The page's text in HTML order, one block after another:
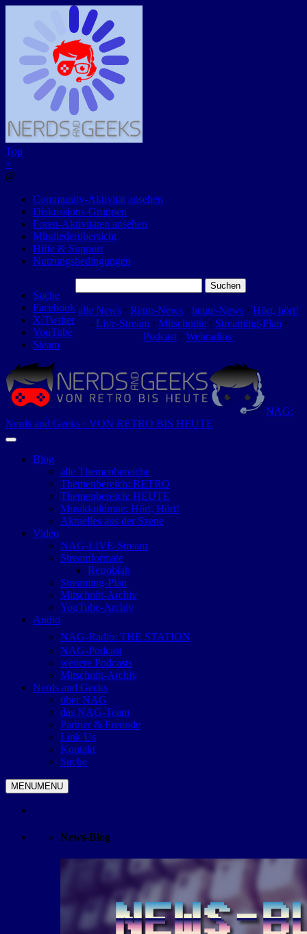
Top
×
@
Community-Aktivität ansehen
Diskussions-Gruppen
Foren-Aktivitäten ansehen
Mitgliederübersicht
Hilfe & Support
Nutzungsbedingungen
Suche
Facebook
X/Twitter
YouTube
Steam
nach:
alle News ⋅ Retro-News ⋅ heute-News ⋅ Hört, hört!
- Live-Stream⋅ Mitschnitte⋅ Streaming-Plan ⋅
Podcast⋅ Webradios
NAG:
Nerds and Geeks · VON RETRO BIS HEUTE
Blog
alle Themenbereiche
Themenbereich: RETRO
Themenbereich: HEUTE
Musikkolumne: Hört, Hört!
Aktuelles aus der Szene
Video
NAG-LIVE-Stream
Streamformate
Retroblah
Streaming-Plan
Mitschnitt-Archiv
YouTube-Archiv
Audio
NAG-Radio: THE STATION
NAG-Podcast
weitere Podcasts
Mitschnitt-Archiv
Nerds and Geeks
über NAG
das NAG-Team
Partner & Freunde
Link Us
Kontakt
Suche
MENUMENU
News-Blog